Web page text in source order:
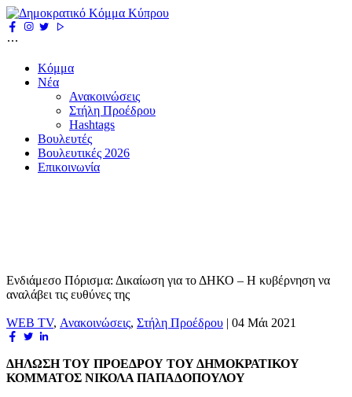
Κόμμα
Νέα
Ανακοινώσεις
Στήλη Προέδρου
Hashtags
Βουλευτές
Βουλευτικές 2026
Επικοινωνία
Ενδιάμεσο Πόρισμα: Δικαίωση για το ΔΗΚΟ – Η κυβέρνηση να
αναλάβει τις ευθύνες της
WEB TV, Ανακοινώσεις, Στήλη Προέδρου | 04 Μάι 2021
ΔΗΛΩΣΗ ΤΟΥ ΠΡΟΕΔΡΟΥ ΤΟΥ ΔΗΜΟΚΡΑΤΙΚΟΥ
ΚΟΜΜΑΤΟΣ ΝΙΚΟΛΑ ΠΑΠΑΔΟΠΟΥΛΟΥ